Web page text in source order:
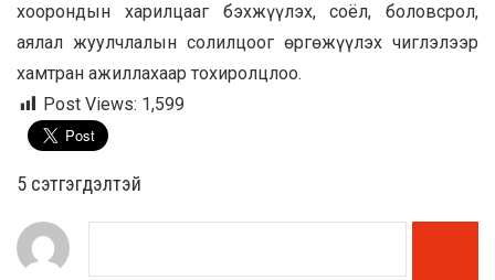
хоорондын харилцааг бэхжүүлэх, соёл, боловсрол,
аялал жуулчлалын солилцоог өргөжүүлэх чиглэлээр
хамтран ажиллахаар тохиролцлоо.
Post Views: 1,599
5 cэтгэгдэлтэй